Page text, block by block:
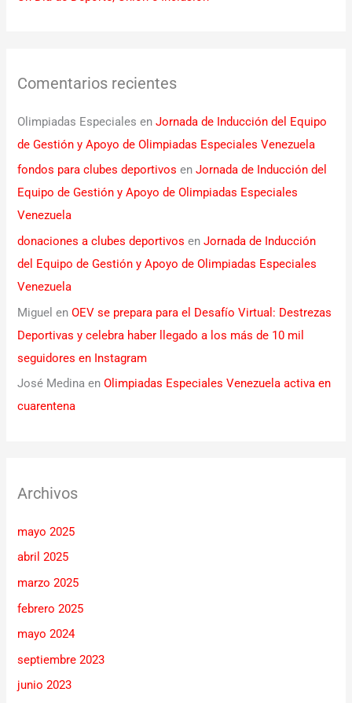
Comentarios recientes
Olimpiadas Especiales enJornada de Inducción del Equipo
de Gestión y Apoyo de Olimpiadas Especiales Venezuela
fondos para clubes deportivos enJornada de Inducción del
Equipo de Gestión y Apoyo de Olimpiadas Especiales
Venezuela
donaciones a clubes deportivos enJornada de Inducción
del Equipo de Gestión y Apoyo de Olimpiadas Especiales
Venezuela
Miguel enOEV se prepara para el Desafío Virtual: Destrezas
Deportivas y celebra haber llegado a los más de 10 mil
seguidores en Instagram
José Medina enOlimpiadas Especiales Venezuela activa en
cuarentena
Archivos
mayo 2025
abril 2025
marzo 2025
febrero 2025
mayo 2024
septiembre 2023
junio 2023